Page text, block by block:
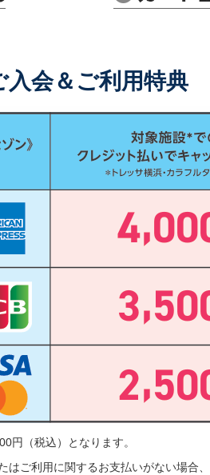
入会＆ご利用特典
円（税込）となります。
ご利用に関するお支払いがない場合